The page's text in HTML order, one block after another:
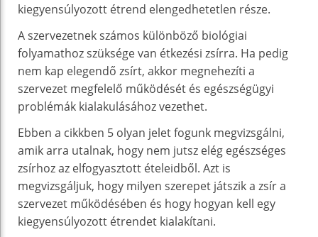
kiegyensúlyozott étrend elengedhetetlen része.
A szervezetnek számos különböző biológiai
folyamathoz szüksége van étkezési zsírra. Ha pedig
nem kap elegendő zsírt, akkor megnehezíti a
szervezet megfelelő működését és egészségügyi
problémák kialakulásához vezethet.
Ebben a cikkben 5 olyan jelet fogunk megvizsgálni,
amik arra utalnak, hogy nem jutsz elég egészséges
zsírhoz az elfogyasztott ételeidből. Azt is
megvizsgáljuk, hogy milyen szerepet játszik a zsír a
szervezet működésében és hogy hogyan kell egy
kiegyensúlyozott étrendet kialakítani.